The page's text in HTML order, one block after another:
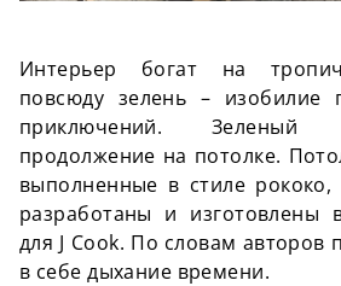
Интерьер богат на
повсюду зелень – изобилие
приключений. Зеленый
продолжение на потолке.
выполненные в стиле
разработаны и изготовлены
для J Cook. По словам авторов
в себе дыхание времени.